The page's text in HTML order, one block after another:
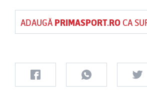
ADAUGĂ PRIMASPORT.ROCA